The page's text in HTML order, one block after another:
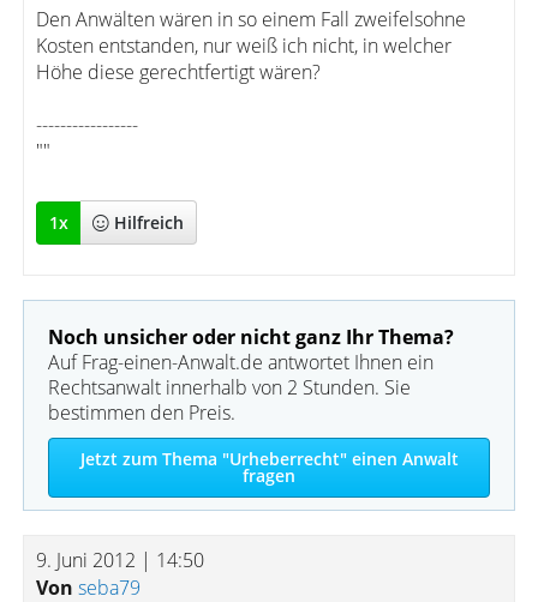
Den Anwälten wären in so einem Fall zweifelsohne
Kosten entstanden, nur weiß ich nicht, in welcher
Höhe diese gerechtfertigt wären?
-----------------
""
1x Hilfreich
Noch unsicher oder nicht ganz Ihr Thema?
Auf Frag-einen-Anwalt.de antwortet Ihnen ein
Rechtsanwalt innerhalb von 2 Stunden. Sie
bestimmen den Preis.
Jetzt zum Thema "Urheberrecht" einen Anwalt
fragen
9. Juni 2012 | 14:50
Von seba79